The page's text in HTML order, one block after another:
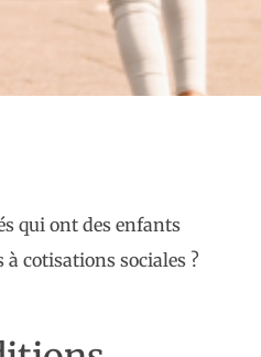
qui ont des enfants
cotisations sociales ?